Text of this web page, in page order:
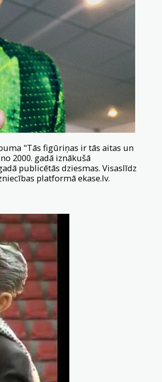
"Tās figūriņas ir tās aitas un
2000. gadā iznākušā
publicētās dziesmas. Visaslīdz
platformāekase.lv.